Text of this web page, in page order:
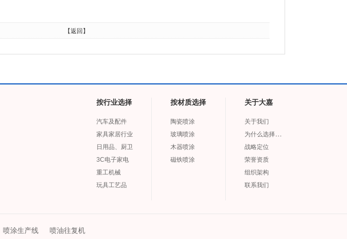
【返回】
按行业选择
汽车及配件
家具家居行业
日用品、厨卫
3C电子家电
重工机械
玩具工艺品
按材质选择
陶瓷喷涂
玻璃喷涂
木器喷涂
磁铁喷涂
关于大嘉
关于我们
战略定位
荣誉资质
组织架构
联系我们
喷涂生产线 喷油往复机